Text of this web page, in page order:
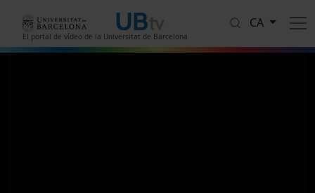
El portal de vídeo de la Universitat de Barcelona
CA